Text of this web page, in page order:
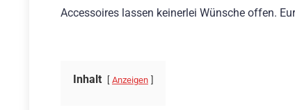
Accessoires lassen keinerlei Wünsche offen.
Inhalt Anzeigen